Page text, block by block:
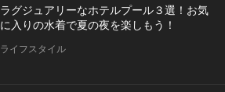
ラグジュアリーなホテルプール３選！お気
に入りの水着で夏の夜を楽しもう！
ライフスタイル